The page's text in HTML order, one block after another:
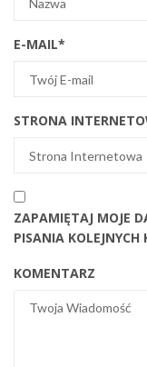
E-MAIL*
STRONA
ZAPAMIĘTAJ MOJE
PISANIA KOLEJNYCH
KOMENTARZ